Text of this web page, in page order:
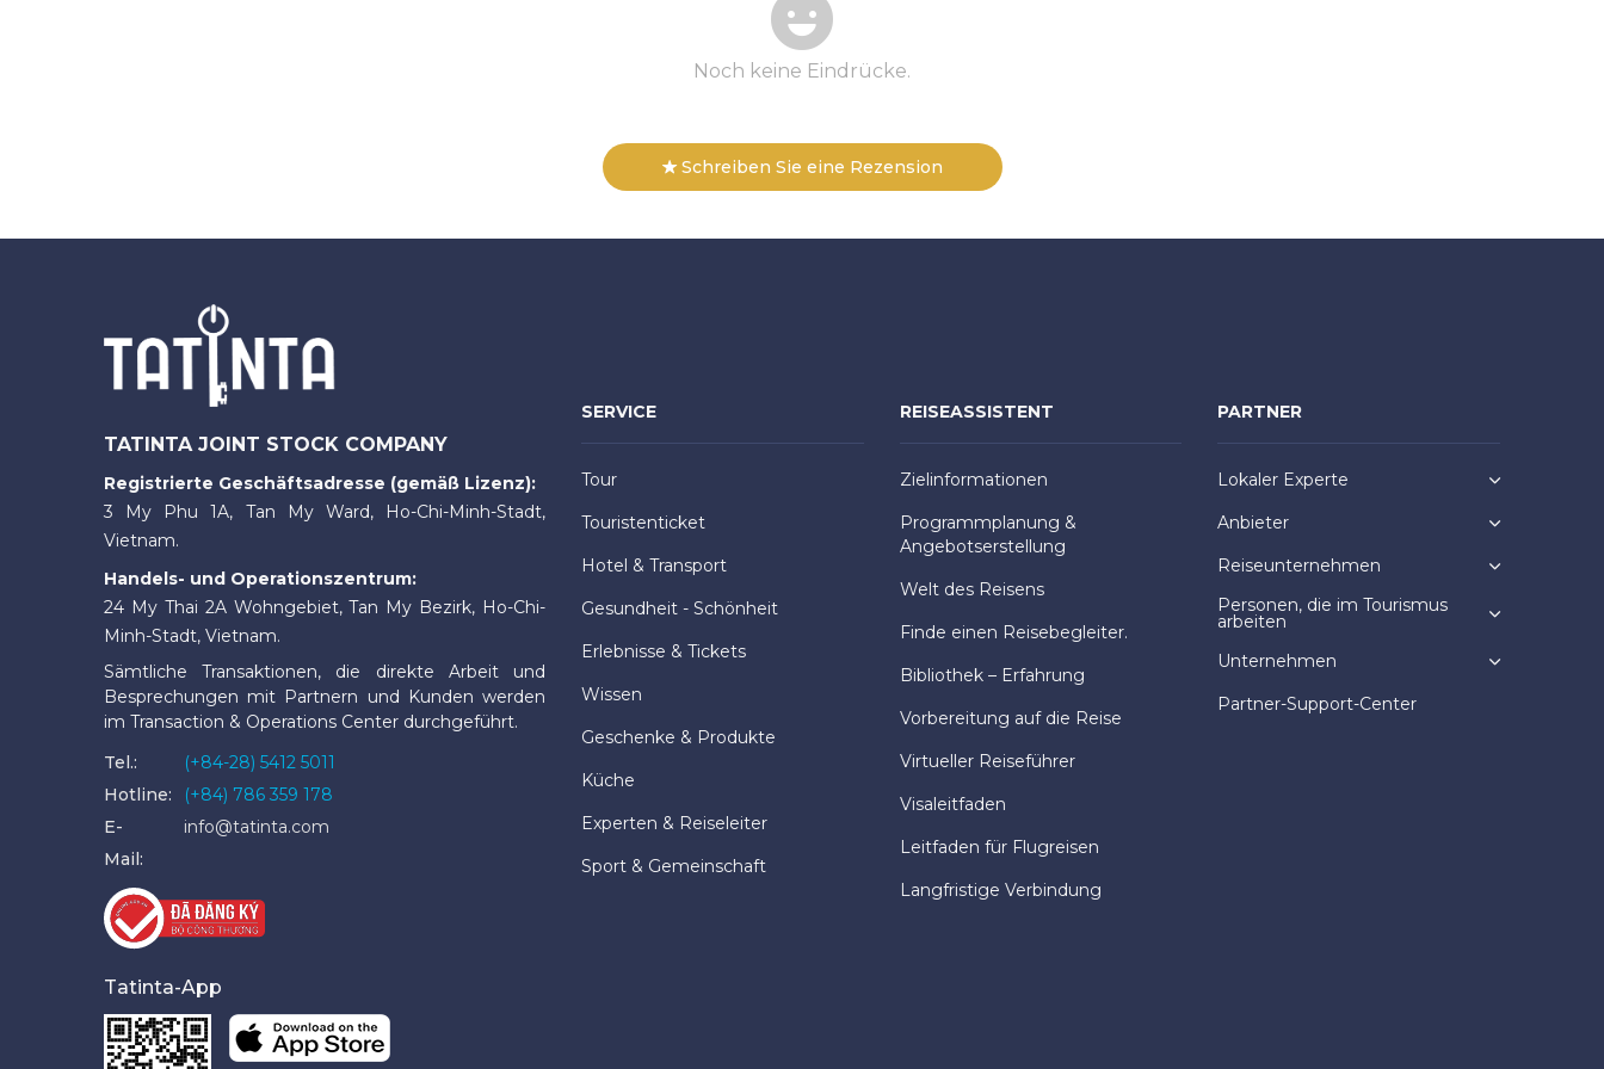
Noch keine Eindrücke.
Schreiben Sie eine Rezension
TATINTA JOINT STOCK COMPANY
Registrierte Geschäftsadresse (gemäß Lizenz):
3 My Phu 1A, Tan My Ward, Ho-Chi-Minh-Stadt,
Vietnam.
Handels- und Operationszentrum:
24 My Thai 2A Wohngebiet, Tan My Bezirk, Ho-Chi-
Minh-Stadt, Vietnam.
Sämtliche Transaktionen, die direkte Arbeit und
Besprechungen mit Partnern und Kunden werden
im Transaction & Operations Center durchgeführt.
Tel.:
(+84-28) 5412 5011
Hotline:
(+84) 786 359 178
E-
Mail:
info@tatinta.com
Tatinta-App
SERVICE
Tour
Touristenticket
Hotel & Transport
Gesundheit - Schönheit
Erlebnisse & Tickets
Wissen
Geschenke & Produkte
Küche
Experten & Reiseleiter
Sport & Gemeinschaft
REISEASSISTENT
Zielinformationen
Programmplanung &
Angebotserstellung
Welt des Reisens
Finde einen Reisebegleiter.
Bibliothek – Erfahrung
Vorbereitung auf die Reise
Virtueller Reiseführer
Visaleitfaden
Leitfaden für Flugreisen
Langfristige Verbindung
PARTNER
Lokaler Experte
Anbieter
Reiseunternehmen
Personen, die im Tourismus
arbeiten
Unternehmen
Partner-Support-Center